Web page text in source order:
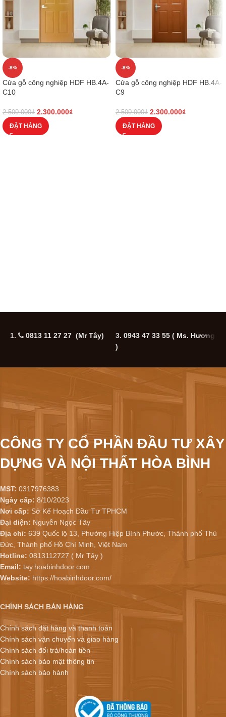
-8%
Cửa gỗ công nghiệp HDF HB.4A-
C10
2.500.000₫ 2.300.000₫
ĐẶT HÀNG
-8%
Cửa gỗ công nghiệp HDF HB.4A-
C9
2.500.000₫ 2.300.000₫
ĐẶT HÀNG
1. 0813 11 27 27 (Mr Tây) 3. 0943 47 33 55 ( Ms. Hương
)
CÔNG TY CỔ PHẦN ĐẦU TƯ XÂY
DỰNG VÀ NỘI THẤT HÒA BÌNH
MST: 0317976383
Ngày cấp: 8/10/2023
Nơi cấp: Sở Kế Hoạch Đầu Tư TPHCM
Đại diện: Nguyễn Ngọc Tây
Địa chỉ: 639 Quốc lộ 13, Phường Hiệp Bình Phước, Thành phố Thủ
Đức, Thành phố Hồ Chí Minh, Việt Nam
Hotline: 0813112727 ( Mr Tây )
Email: tay.hoabinhdoor.com
Website: https://hoabinhdoor.com/
CHÍNH SÁCH BÁN HÀNG
Chính sách đặt hàng và thanh toán
Chính sách vận chuyển và giao hàng
Chính sách đổi trả/hoàn tiền
Chính sách bảo mật thông tin
Chính sách bảo hành